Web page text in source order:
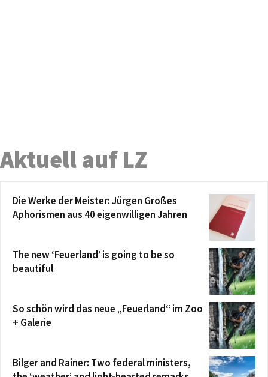
Aktuell auf LZ
Die Werke der Meister: Jürgen Großes
Aphorismen aus 40 eigenwilligen Jahren
The new ‘Feuerland’ is going to be so
beautiful
So schön wird das neue „Feuerland“ im Zoo
+ Galerie
Bilger and Rainer: Two federal ministers,